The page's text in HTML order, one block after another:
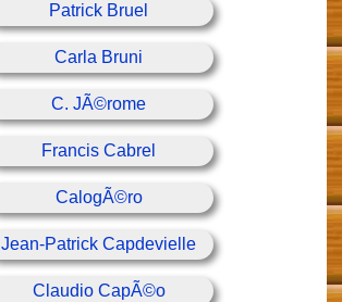
Patrick Bruel
Carla Bruni
C. JÃ©rome
Francis Cabrel
CalogÃ©ro
Jean-Patrick Capdevielle
Claudio CapÃ©o